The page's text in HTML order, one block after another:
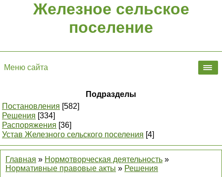
Железное сельское
поселение
Меню сайта
Подразделы
Постановления [582]
Решения [334]
Распоряжения [36]
Устав Железного сельского поселения [4]
Главная » Нормотворческая деятельность »
Нормативные правовые акты » Решения